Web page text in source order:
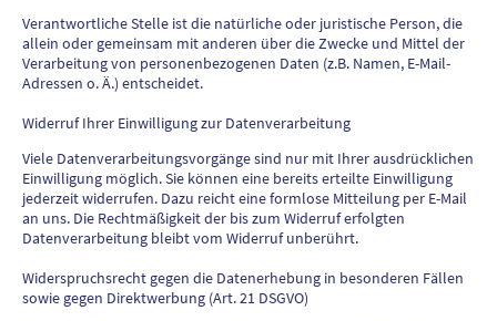
Verantwortliche Stelle ist die natürliche oder juristische Person, die
allein oder gemeinsam mit anderen über die Zwecke und Mittel der
Verarbeitung von personenbezogenen Daten (z.B. Namen, E-Mail-
Adressen o. Ä.) entscheidet.
Widerruf Ihrer Einwilligung zur Datenverarbeitung
Viele Datenverarbeitungsvorgänge sind nur mit Ihrer ausdrücklichen
Einwilligung möglich. Sie können eine bereits erteilte Einwilligung
jederzeit widerrufen. Dazu reicht eine formlose Mitteilung per E-Mail
an uns. Die Rechtmäßigkeit der bis zum Widerruf erfolgten
Datenverarbeitung bleibt vom Widerruf unberührt.
Widerspruchsrecht gegen die Datenerhebung in besonderen Fällen
sowie gegen Direktwerbung (Art. 21 DSGVO)